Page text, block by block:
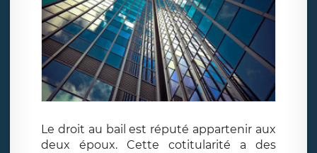
Le droit au bail est réputé appartenir aux
deux époux. Cette cotitularité a des